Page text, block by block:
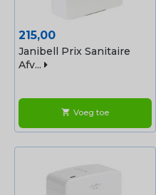
Prijs
215,00
Janibell Prix Sanitaire
Afv...
shopping_cart Voeg toe